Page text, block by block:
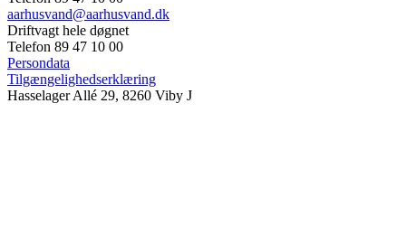
aarhusvand@aarhusvand.dk
Driftvagt hele døgnet
Telefon 89 47 10 00
Persondata
Tilgængelighedserklæring
Hasselager Allé 29, 8260 Viby J